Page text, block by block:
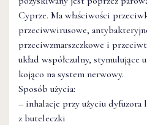
Cyprze. Ma właściwości
przeciwwirusowe,
przeciwzmarszczkowe i
układ współczulny, stymulujące
kojąco na system nerwowy.
Sposób użycia:
– inhalacje przy użyciu dyfuzora
z buteleczki